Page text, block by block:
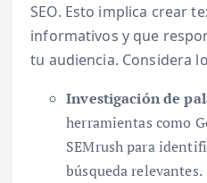
SEO. Esto implica crear
informativos y que
tu audiencia. Considera
Investigación de
herramientas como
SEMrush para
búsqueda relevantes.